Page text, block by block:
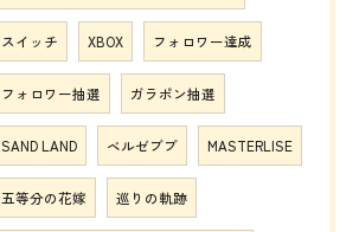
スイッチ XBOX フォロワー達成
フォロワー抽選 ガラポン抽選
SAND LAND ベルゼブブ MASTERLISE
五等分の花嫁 巡りの軌跡